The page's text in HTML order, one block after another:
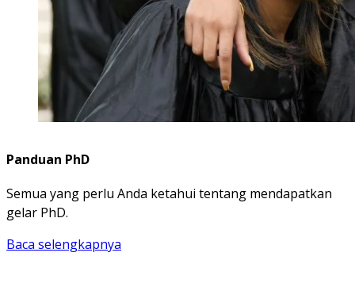
Panduan PhD
Semua yang perlu Anda ketahui tentang mendapatkan
gelar PhD.
Baca selengkapnya